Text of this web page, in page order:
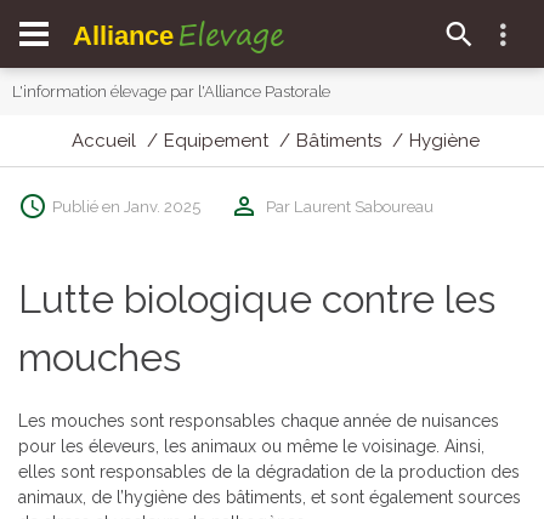
Alliance Elevage
L'information élevage par l'Alliance Pastorale
Accueil Equipement Bâtiments Hygiène
Publié en Janv. 2025 Par Laurent Saboureau
Lutte biologique contre les
mouches
Les mouches sont responsables chaque année de nuisances
pour les éleveurs, les animaux ou même le voisinage. Ainsi,
elles sont responsables de la dégradation de la production des
animaux, de l’hygiène des bâtiments, et sont également sources